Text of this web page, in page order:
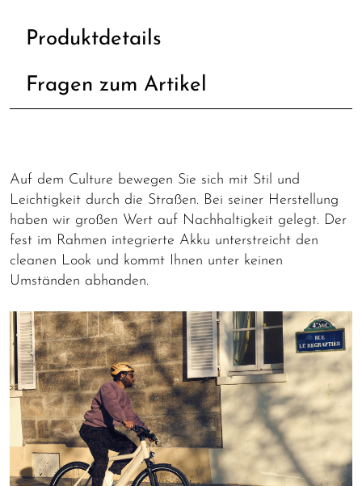
Produktdetails
Fragen zum Artikel
Auf dem Culture bewegen Sie sich mit Stil und
Leichtigkeit durch die Straßen. Bei seiner Herstellung
haben wir großen Wert auf Nachhaltigkeit gelegt. Der
fest im Rahmen integrierte Akku unterstreicht den
cleanen Look und kommt Ihnen unter keinen
Umständen abhanden.